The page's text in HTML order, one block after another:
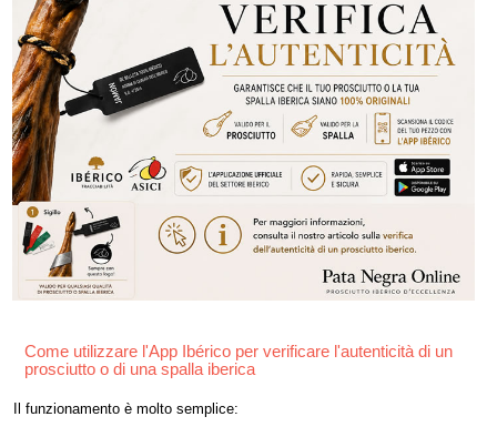
Come utilizzare l'App Ibérico per verificare l'autenticità di un
prosciutto o di una spalla iberica
Il funzionamento è molto semplice: